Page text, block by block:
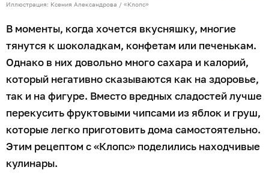
Иллюстрация: Ксения Александрова / «Клопс»
В моменты, когда хочется вкусняшку, многие
тянутся к шоколадкам, конфетам или печенькам.
Однако в них довольно много сахара и калорий,
который негативно сказываются как на здоровье,
так и на фигуре. Вместо вредных сладостей лучше
перекусить фруктовыми чипсами из яблок и груш,
которые легко приготовить дома самостоятельно.
Этим рецептом с «Клопс» поделились находчивые
кулинары.